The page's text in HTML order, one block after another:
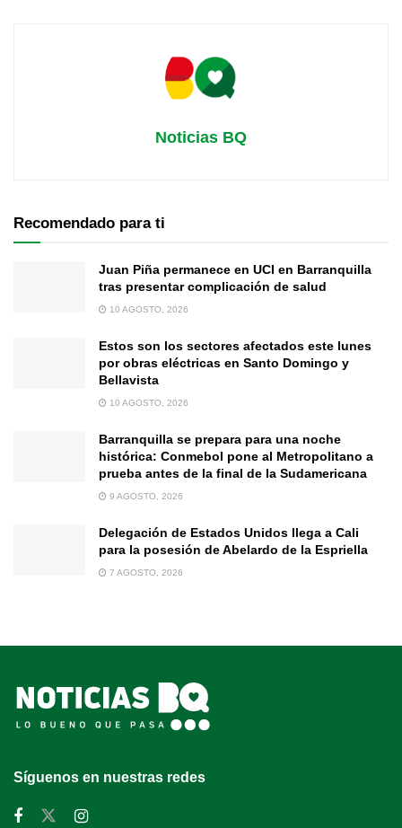
Noticias BQ
Recomendado para ti
Juan Piña permanece en UCI en Barranquilla
tras presentar complicación de salud
10 AGOSTO, 2026
Estos son los sectores afectados este lunes
por obras eléctricas en Santo Domingo y
Bellavista
10 AGOSTO, 2026
Barranquilla se prepara para una noche
histórica: Conmebol pone al Metropolitano a
prueba antes de la final de la Sudamericana
9 AGOSTO, 2026
Delegación de Estados Unidos llega a Cali
para la posesión de Abelardo de la Espriella
7 AGOSTO, 2026
Síguenos en nuestras redes